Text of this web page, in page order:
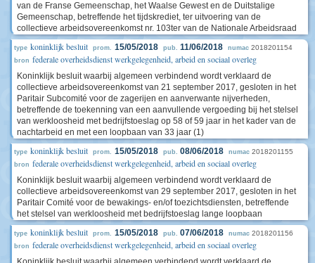
van de Franse Gemeenschap, het Waalse Gewest en de Duitstalige
Gemeenschap, betreffende het tijdskrediet, ter uitvoering van de
collectieve arbeidsovereenkomst nr. 103ter van de Nationale Arbeidsraad
type koninklijk besluit prom. 15/05/2018 pub. 11/06/2018 numac 2018201154
bron federale overheidsdienst werkgelegenheid, arbeid en sociaal overleg
Koninklijk besluit waarbij algemeen verbindend wordt verklaard de
collectieve arbeidsovereenkomst van 21 september 2017, gesloten in het
Paritair Subcomité voor de zagerijen en aanverwante nijverheden,
betreffende de toekenning van een aanvullende vergoeding bij het stelsel
van werkloosheid met bedrijfstoeslag op 58 of 59 jaar in het kader van de
nachtarbeid en met een loopbaan van 33 jaar (1)
type koninklijk besluit prom. 15/05/2018 pub. 08/06/2018 numac 2018201155
bron federale overheidsdienst werkgelegenheid, arbeid en sociaal overleg
Koninklijk besluit waarbij algemeen verbindend wordt verklaard de
collectieve arbeidsovereenkomst van 29 september 2017, gesloten in het
Paritair Comité voor de bewakings- en/of toezichtsdiensten, betreffende
het stelsel van werkloosheid met bedrijfstoeslag lange loopbaan
type koninklijk besluit prom. 15/05/2018 pub. 07/06/2018 numac 2018201156
bron federale overheidsdienst werkgelegenheid, arbeid en sociaal overleg